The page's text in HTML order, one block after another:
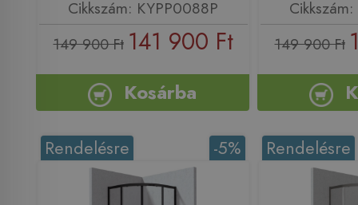
Cikkszám: KYPP0088P
149 900 Ft 141 900 Ft
Kosárba
149 900 Ft
-5%
Rendelésre Rendelésre